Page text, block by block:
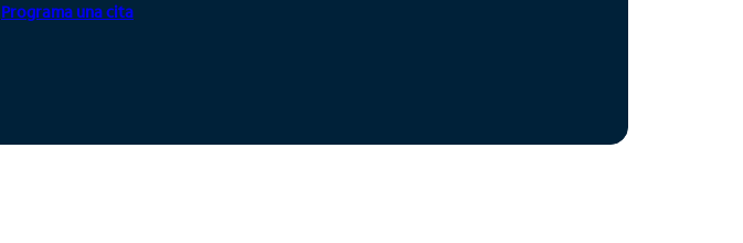
Programa una cita